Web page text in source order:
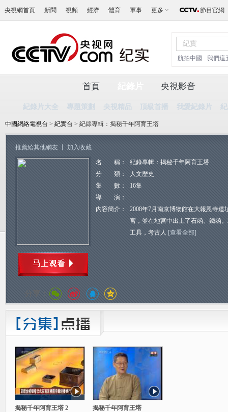
央視網首頁 新聞 視頻 經濟 體育 軍事 更多 節目官網
航拍中國 我們這
首頁
紀錄片大全 專題策劃 央視精品 頂級首播 我愛紀錄片
央視影音
中國網絡電視台 > 紀實台 > 紀錄專輯：揭秘千年阿育王塔
推薦給其他網友 加入收藏
名 稱：
紀錄專輯：揭秘千年阿育王塔
分 類：
人文歷史
集 數：
16集
導 演：
內容簡介：
2008年7月南京博物館在大報恩寺
宮，並在地宮中出土了石函、鐵函
工具，考古人 [查看全部]
分享：
揭秘千年阿育王塔 2 揭秘千年阿育王塔